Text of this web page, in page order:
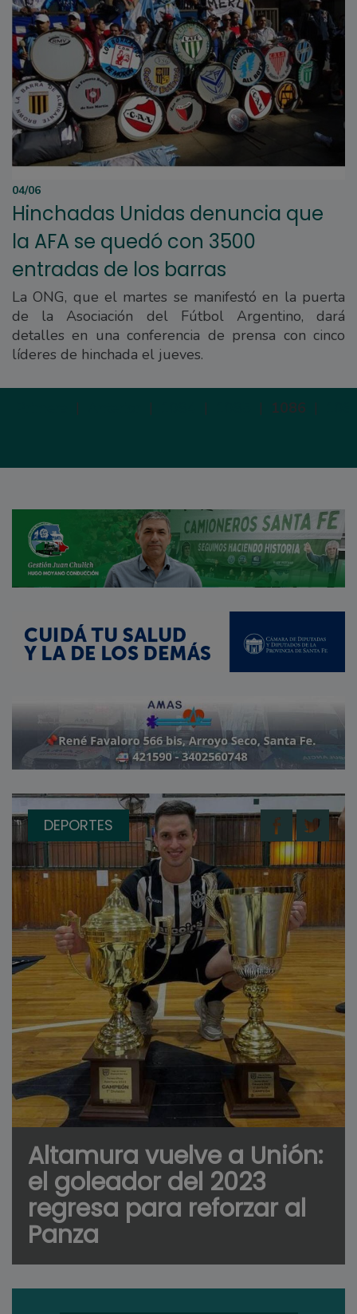
04/06
Hinchadas Unidas denuncia que
la AFA se quedó con 3500
entradas de los barras
La ONG, que el martes se manifestó en la puerta
de la Asociación del Fútbol Argentino, dará
detalles en una conferencia de prensa con cinco
líderes de hinchada el jueves.
| | | | 1086 |
DEPORTES
Altamura vuelve a Unión:
el goleador del 2023
regresa para reforzar al
Panza